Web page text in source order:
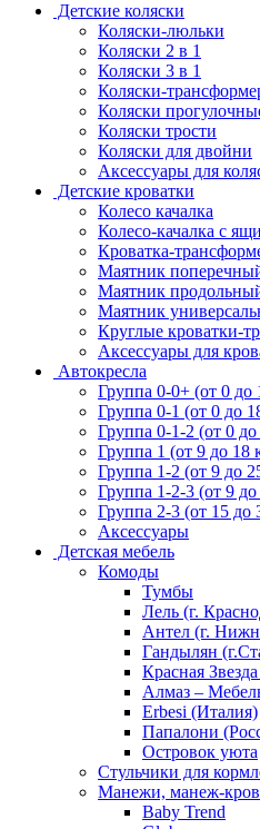
Детские коляски
Коляски-люльки
Коляски 2 в 1
Коляски 3 в 1
Коляски-
Коляски
Коляски трости
Коляски для двойни
Аксессуары для
Детские кроватки
Колесо качалка
Колесо-качалка с
Кроватка-
Маятник
Маятник
Маятник
Круглые кроватки-
Аксессуары для
Автокресла
Группа 0-0+ (от 0 до
Группа 0-1 (от 0 до
Группа 0-1-2 (от 0 до
Группа 1 (от 9 до 18
Группа 1-2 (от 9 до
Группа 1-2-3 (от 9 до
Группа 2-3 (от 15 до
Аксессуары
Детская мебель
Комоды
Тумбы
Лель (г.
Антел (г.
Гандылян
Красная
Алмаз –
Erbesi (Италия)
Папалони
Островок уюта
Стульчики для
Манежи, манеж-
Baby Trend